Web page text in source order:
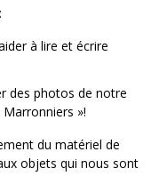
:
à lire et écrire
des photos de notre
»!
du matériel de
objets qui nous sont